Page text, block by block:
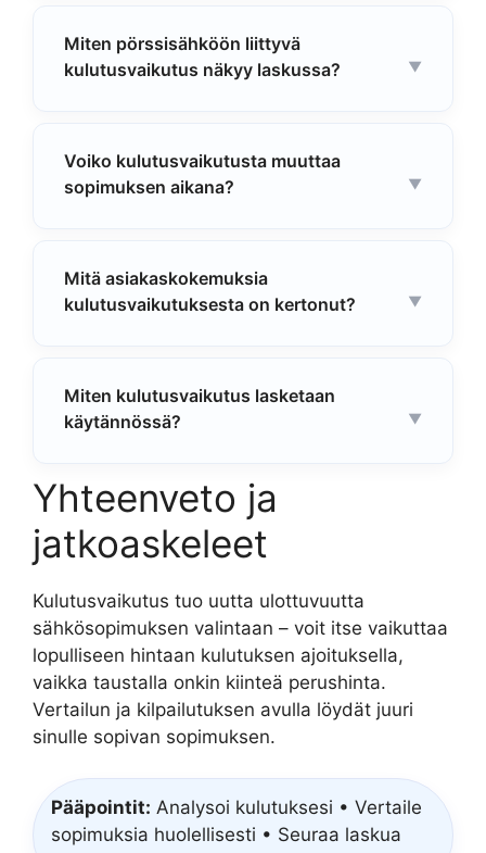
Miten pörssisähköön liittyvä
kulutusvaikutus näkyy laskussa?
Voiko kulutusvaikutusta muuttaa
sopimuksen aikana?
Mitä asiakaskokemuksia
kulutusvaikutuksesta on kertonut?
Miten kulutusvaikutus lasketaan
käytännössä?
Yhteenveto ja
jatkoaskeleet
Kulutusvaikutus tuo uutta ulottuvuutta
sähkösopimuksen valintaan – voit itse vaikuttaa
lopulliseen hintaan kulutuksen ajoituksella,
vaikka taustalla onkin kiinteä perushinta.
Vertailun ja kilpailutuksen avulla löydät juuri
sinulle sopivan sopimuksen.
Pääpointit: Analysoi kulutuksesi • Vertaile
sopimuksia huolellisesti • Seuraa laskua